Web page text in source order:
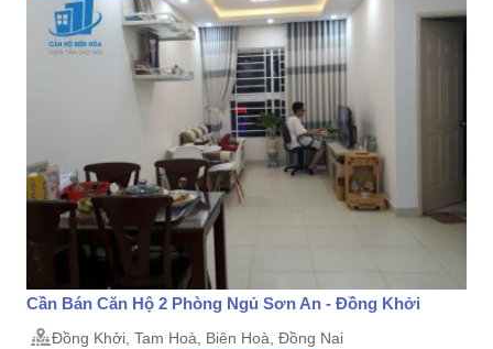
Cần Bán Căn Hộ 2 Phòng Ngủ Sơn An - Đồng Khởi
Đồng Khởi, Tam Hoà, Biên Hoà, Đồng Nai